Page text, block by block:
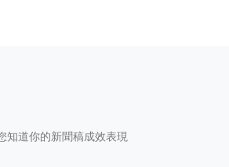
知道你的新聞稿成效表現